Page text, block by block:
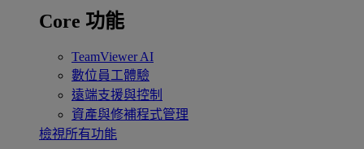
Core 功能
TeamViewer AI
數位員工體驗
遠端支援與控制
資產與修補程式管理
檢視所有功能